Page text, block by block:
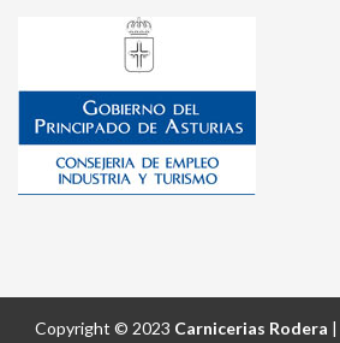
Copyright © 2023 Carnicerias Rodera |